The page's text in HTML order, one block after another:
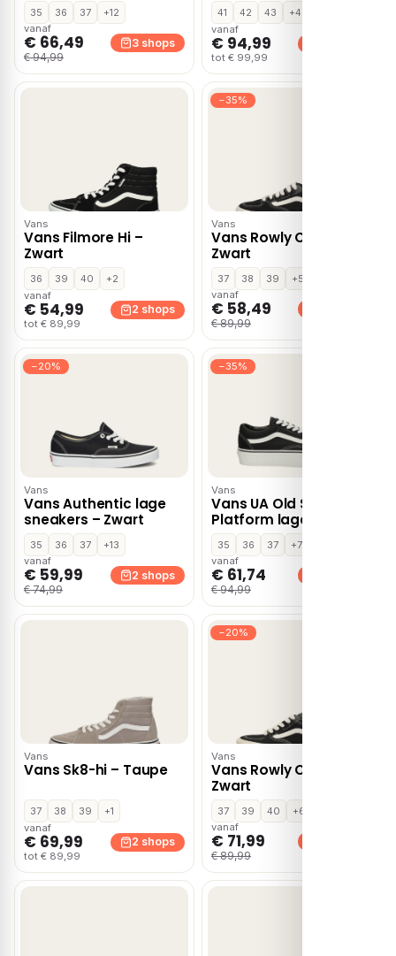
35 36 37
+12
vanaf
€ 66,49
€ 94,99
3 shops
41 42 43
+4
vanaf
€ 94,99
tot € 99,99
Vans
Vans Filmore Hi –
Zwart
36 39 40
+2
vanaf
€ 54,99
tot € 89,99
2 shops
−35%
Vans
Vans Rowly Classic –
Zwart
37 38 39
+5
vanaf
€ 58,49
€ 89,99
−20%
Vans
Vans Authentic lage
sneakers – Zwart
35 36 37
+13
vanaf
€ 59,99
€ 74,99
2 shops
−35%
Vans
Vans UA Old Skool
Platform lage
sneakers – Zwart
35 36 37
+7
vanaf
€ 61,74
€ 94,99
Vans
Vans Sk8-hi – Taupe
37 38 39
+1
vanaf
€ 69,99
tot € 89,99
2 shops
−20%
Vans
Vans Rowly Classic –
Zwart
37 39 40
+6
vanaf
€ 71,99
€ 89,99